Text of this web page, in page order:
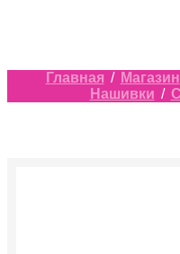
Главная / Магазин
Нашивки /